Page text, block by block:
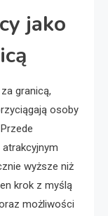
jako
granicą,
osoby
wyższe niż
krok z myślą
możliwości